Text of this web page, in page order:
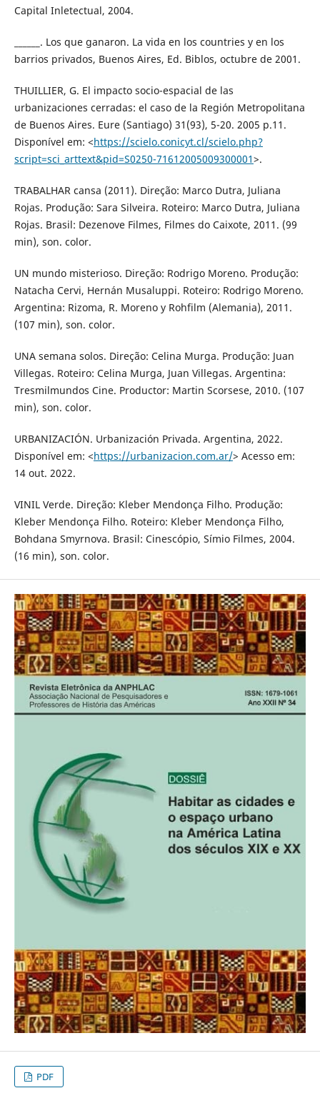
Capital Inletectual, 2004.
______. Los que ganaron. La vida en los countries y en los
barrios privados, Buenos Aires, Ed. Biblos, octubre de 2001.
THUILLIER, G. El impacto socio-espacial de las
urbanizaciones cerradas: el caso de la Región Metropolitana
de Buenos Aires. Eure (Santiago) 31(93), 5-20. 2005 p.11.
Disponível em: <https://scielo.conicyt.cl/scielo.php?
script=sci_arttext&pid=S0250-71612005009300001>.
TRABALHAR cansa (2011). Direção: Marco Dutra, Juliana
Rojas. Produção: Sara Silveira. Roteiro: Marco Dutra, Juliana
Rojas. Brasil: Dezenove Filmes, Filmes do Caixote, 2011. (99
min), son. color.
UN mundo misterioso. Direção: Rodrigo Moreno. Produção:
Natacha Cervi, Hernán Musaluppi. Roteiro: Rodrigo Moreno.
Argentina: Rizoma, R. Moreno y Rohfilm (Alemania), 2011.
(107 min), son. color.
UNA semana solos. Direção: Celina Murga. Produção: Juan
Villegas. Roteiro: Celina Murga, Juan Villegas. Argentina:
Tresmilmundos Cine. Productor: Martin Scorsese, 2010. (107
min), son. color.
URBANIZACIÓN. Urbanización Privada. Argentina, 2022.
Disponível em: <https://urbanizacion.com.ar/> Acesso em:
14 out. 2022.
VINIL Verde. Direção: Kleber Mendonça Filho. Produção:
Kleber Mendonça Filho. Roteiro: Kleber Mendonça Filho,
Bohdana Smyrnova. Brasil: Cinescópio, Símio Filmes, 2004.
(16 min), son. color.
PDF